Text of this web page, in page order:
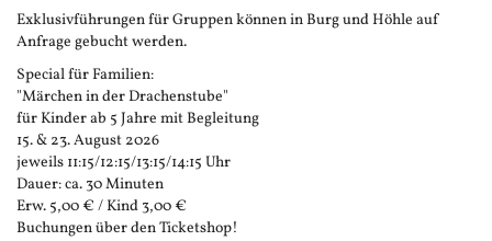
Exklusivführungen für Gruppen können in Burg und Höhle auf
Anfrage gebucht werden.
Special für Familien:
"Märchen in der Drachenstube"
für Kinder ab 5 Jahre mit Begleitung
15. & 23. August 2026
jeweils 11:15/12:15/13:15/14:15 Uhr
Dauer: ca. 30 Minuten
Erw. 5,00 € / Kind 3,00 €
Buchungen über den Ticketshop!